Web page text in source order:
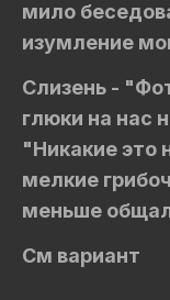
мило
изумление
Слизень -
глюки на нас
"Никакие это
мелкие
меньше
См вариант